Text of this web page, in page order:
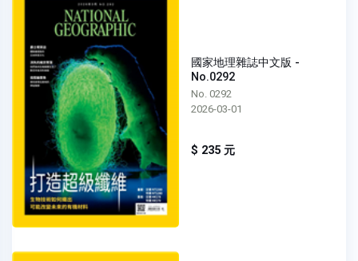
國家地理雜誌中文版 -
No.0292
No. 0292
2026-03-01
$ 235 元